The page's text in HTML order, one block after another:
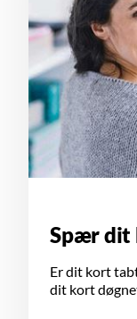
Spær dit
Er dit kort
dit kort